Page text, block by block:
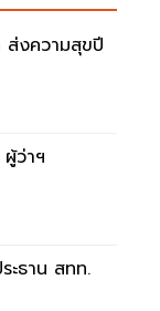
ส่งความสุขปี
ว่าฯ
ะธาน สทท.